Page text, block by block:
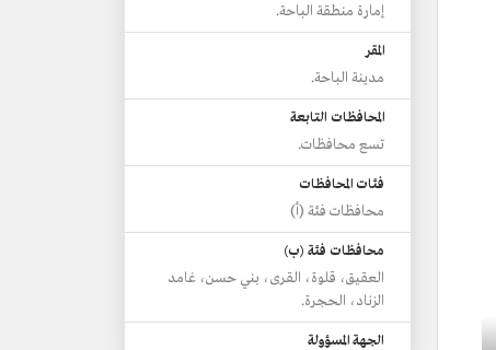
إمارة منطقة الباحة.
المقر
مدينة الباحة.
المحافظات التابعة
تسع محافظات.
فئات المحافظات
محافظات فئة (أ)
محافظات فئة (ب)
العقيق، قلوة، القرى، بني حسن، غامد
الزناد، الحجرة.
الجهة المسؤولة